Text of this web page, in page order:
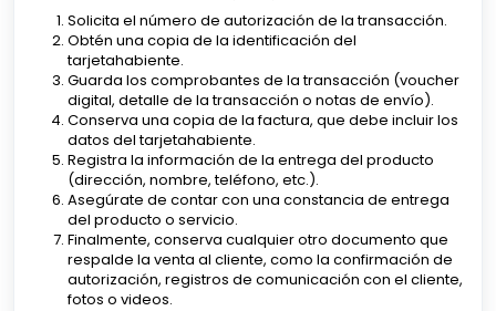
Solicita el número de autorización de la transacción.
Obtén una copia de la identificación del
tarjetahabiente.
Guarda los comprobantes de la transacción (voucher
digital, detalle de la transacción o notas de envío).
Conserva una copia de la factura, que debe incluir los
datos del tarjetahabiente.
Registra la información de la entrega del producto
(dirección, nombre, teléfono, etc.).
Asegúrate de contar con una constancia de entrega
del producto o servicio.
Finalmente, conserva cualquier otro documento que
respalde la venta al cliente, como la confirmación de
autorización, registros de comunicación con el cliente,
fotos o videos.